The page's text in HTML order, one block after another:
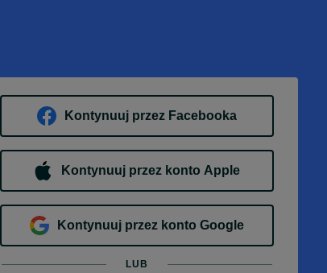
Kontynuuj przez Facebooka
Kontynuuj przez konto Apple
Kontynuuj przez konto Google
LUB